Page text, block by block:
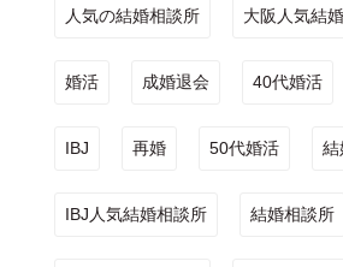
人気の結婚相談所 大阪人気結
婚活 成婚退会 40代婚活
IBJ 再婚 50代婚活 結
IBJ人気結婚相談所 結婚相談所